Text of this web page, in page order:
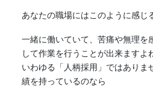
あなたの職場にはこのように感じ
一緒に働いていて、苦痛や無理を
して作業を行うことが出来ますよ
いわゆる「人柄採用」ではありま
績を持っているのなら